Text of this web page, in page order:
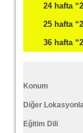
24 hafta
25 hafta
36 hafta
Konum
Diğer
Eğitim Dili